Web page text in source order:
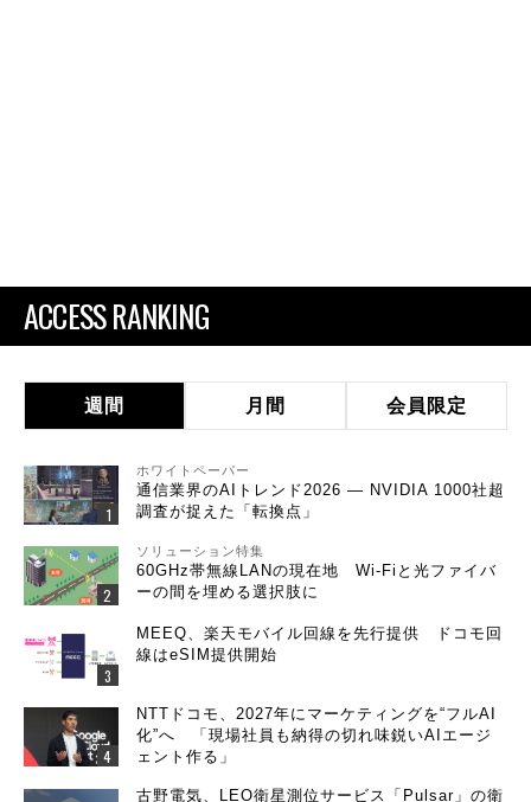
ACCESS RANKING
週間 月間 会員限定
ホワイトペーパー
通信業界のAIトレンド2026 ― NVIDIA 1000社超
調査が捉えた「転換点」
ソリューション特集
60GHz帯無線LANの現在地 Wi-Fiと光ファイバ
ーの間を埋める選択肢に
MEEQ、楽天モバイル回線を先行提供 ドコモ回
線はeSIM提供開始
NTTドコモ、2027年にマーケティングを“フルAI
化”へ 「現場社員も納得の切れ味鋭いAIエージ
ェント作る」
古野電気、LEO衛星測位サービス「Pulsar」の衛